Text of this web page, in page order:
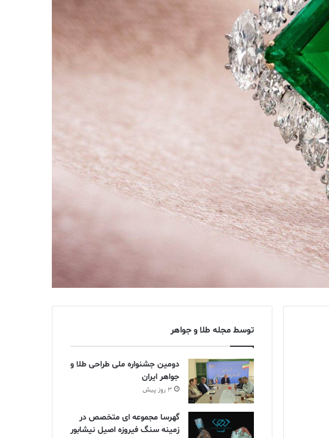
توسط مجله طلا و جواهر
دومین جشنواره ملی طراحی طلا و
جواهر ایران
3 روز پیش
گهرسا مجموعه ای متخصص در
زمینه سنگ فیروزه اصیل نیشابور